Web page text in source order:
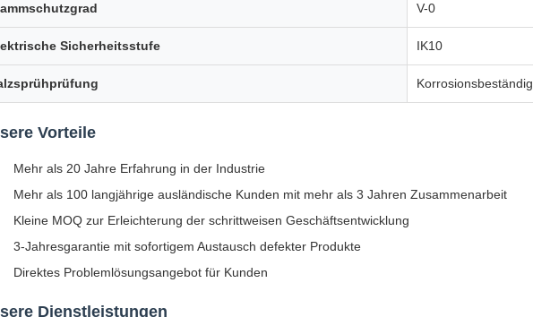
V-0
Sicherheitsstufe IK10
Korrosionsbeständig
Vorteile
Mehr als 20 Jahre Erfahrung in der Industrie
Mehr als 100 langjährige ausländische Kunden mit mehr als 3 Jahren Zusammenarbeit
Kleine MOQ zur Erleichterung der schrittweisen Geschäftsentwicklung
3-Jahresgarantie mit sofortigem Austausch defekter Produkte
Direktes Problemlösungsangebot für Kunden
Dienstleistungen